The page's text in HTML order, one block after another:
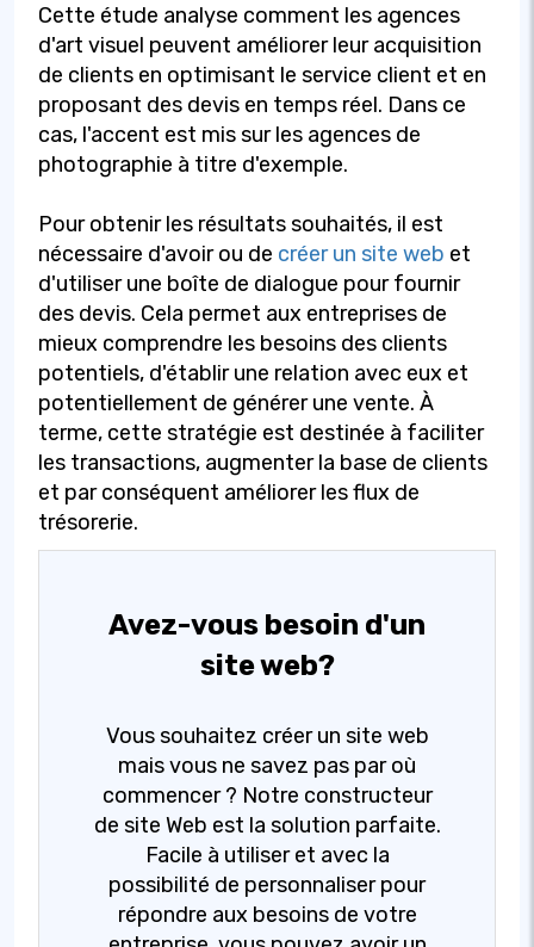
Cette étude analyse comment les agences
d'art visuel peuvent améliorer leur acquisition
de clients en optimisant le service client et en
proposant des devis en temps réel. Dans ce
cas, l'accent est mis sur les agences de
photographie à titre d'exemple.
Pour obtenir les résultats souhaités, il est
nécessaire d'avoir ou de créer un site web et
d'utiliser une boîte de dialogue pour fournir
des devis. Cela permet aux entreprises de
mieux comprendre les besoins des clients
potentiels, d'établir une relation avec eux et
potentiellement de générer une vente. À
terme, cette stratégie est destinée à faciliter
les transactions, augmenter la base de clients
et par conséquent améliorer les flux de
trésorerie.
Avez-vous besoin d'un
site web?
Vous souhaitez créer un site web
mais vous ne savez pas par où
commencer ? Notre constructeur
de site Web est la solution parfaite.
Facile à utiliser et avec la
possibilité de personnaliser pour
répondre aux besoins de votre